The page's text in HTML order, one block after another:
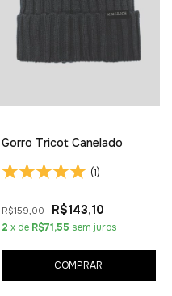
Gorro Tricot Canelado
(1)
R$159,00 R$143,10
2 x de R$71,55 sem juros
COMPRAR